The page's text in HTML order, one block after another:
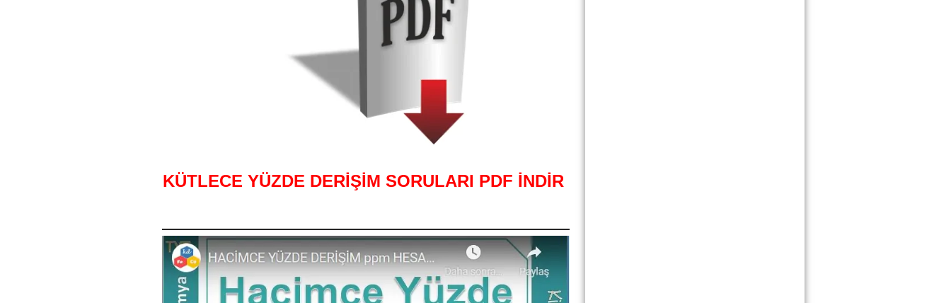
KÜTLECE YÜZDE DERİŞİM SORULARI PDF İNDİR